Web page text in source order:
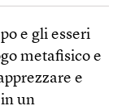
e gli esseri
metafisico e
e
un